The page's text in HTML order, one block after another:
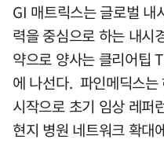
GI 매트릭스는 글로벌 내
력을 중심으로 하는 내시
약으로 양사는 클리어팁
에 나선다. 파인메딕스는
시작으로 초기 임상 레퍼
현지 병원 네트워크 확대